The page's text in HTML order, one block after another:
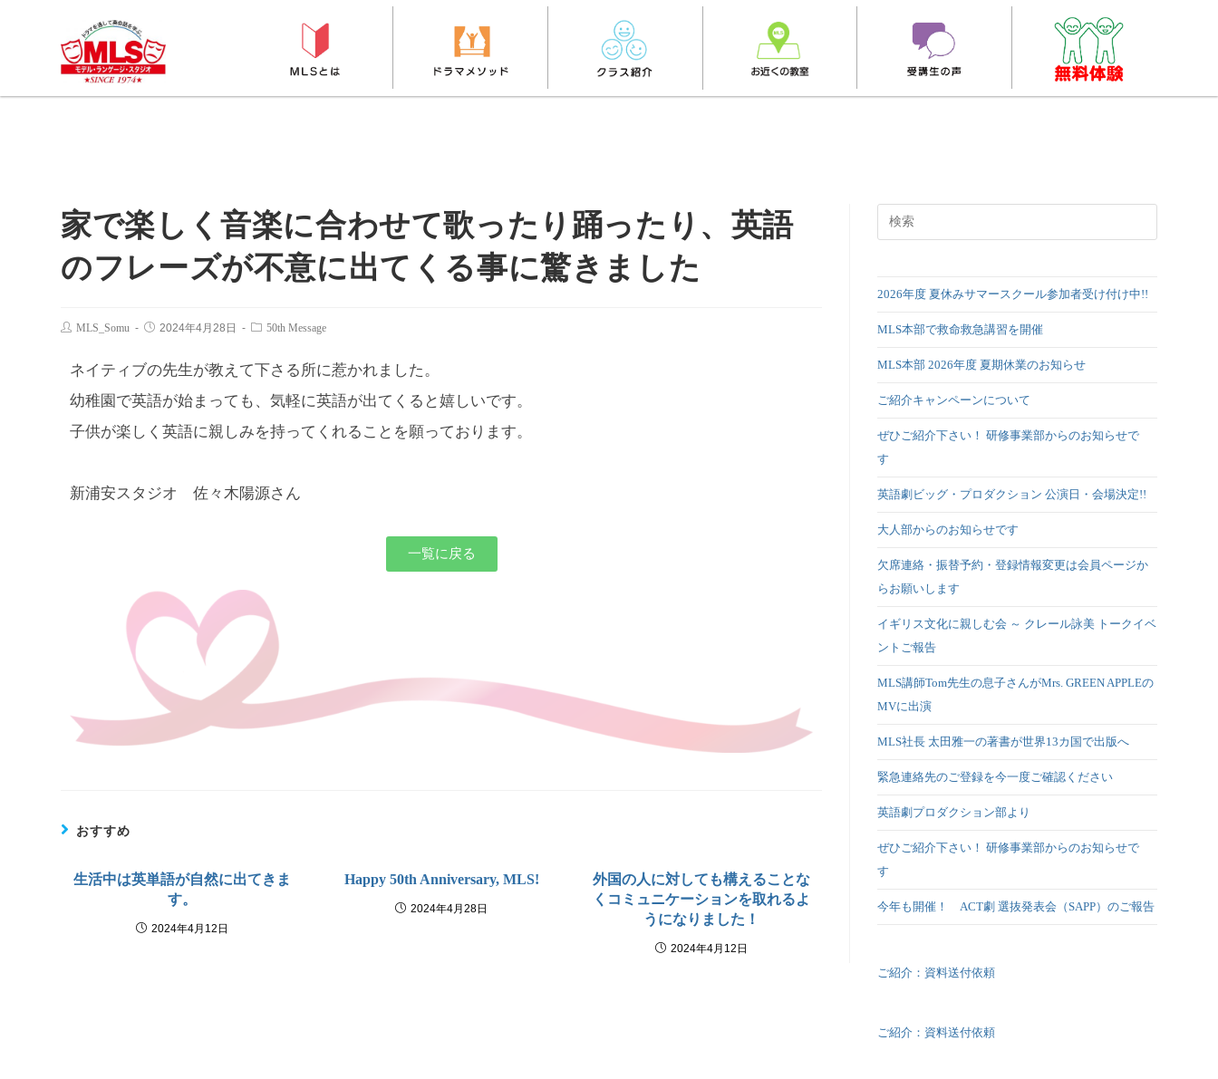
家で楽しく音楽に合わせて歌ったり踊ったり、英語
のフレーズが不意に出てくる事に驚きました
MLS_Somu 2024年4月28日 50th Message
ネイティブの先生が教えて下さる所に惹かれました。
幼稚園で英語が始まっても、気軽に英語が出てくると嬉しいです。
子供が楽しく英語に親しみを持ってくれることを願っております。
新浦安スタジオ佐々木陽源さん
一覧に戻る
おすすめ
生活中は英単語が自然に出てきま
す。
2024年4月12日
Happy 50th Anniversary, MLS!
2024年4月28日
外国の人に対しても構えることな
くコミュニケーションを取れるよ
うになりました！
2024年4月12日
2026年度 夏休みサマースクール参加者受け付け中!!
MLS本部で救命救急講習を開催
MLS本部 2026年度 夏期休業のお知らせ
ご紹介キャンペーンについて
ぜひご紹介下さい！ 研修事業部からのお知らせで
す
英語劇ビッグ・プロダクション 公演日・会場決定!!
大人部からのお知らせです
欠席連絡・振替予約・登録情報変更は会員ページか
らお願いします
イギリス文化に親しむ会 ～ クレール詠美 トークイベ
ントご報告
MLS講師Tom先生の息子さんがMrs. GREEN APPLEの
MVに出演
MLS社長 太田雅一の著書が世界13カ国で出版へ
緊急連絡先のご登録を今一度ご確認ください
英語劇プロダクション部より
ぜひご紹介下さい！ 研修事業部からのお知らせで
す
今年も開催！ ACT劇 選抜発表会（SAPP）のご報告
ご紹介：資料送付依頼
ご紹介：資料送付依頼